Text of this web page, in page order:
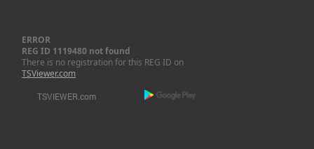
ERROR
REG ID 1119480 not found
There is no registration for this REG ID on
TSViewer.com